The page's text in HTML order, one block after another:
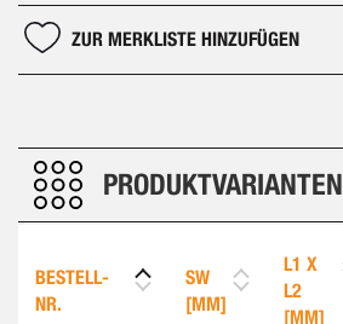
ZUR MERKLISTE HINZUFÜGEN
PRODUKTVARIANTEN
BESTELL-
NR.
SW
[MM]
L1 X
L2
[MM]